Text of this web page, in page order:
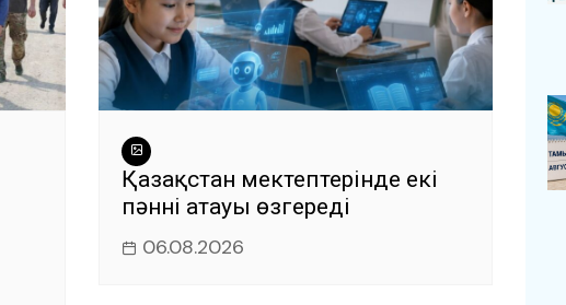
Қазақстан мектептерінде екі
пәннің атауы өзгереді
06.08.2026